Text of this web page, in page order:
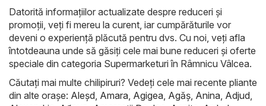
Datorită informațiilor actualizate despre reduceri și
promoții, veți fi mereu la curent, iar cumpărăturile vor
deveni o experiență plăcută pentru dvs. Cu noi, veți afla
întotdeauna unde să găsiți cele mai bune reduceri și oferte
speciale din categoria Supermarketuri în Râmnicu Vâlcea.
Căutați mai multe chilipiruri? Vedeți cele mai recente pliante
din alte orașe: Aleşd, Amara, Agigea, Agăş, Anina, Adjud,